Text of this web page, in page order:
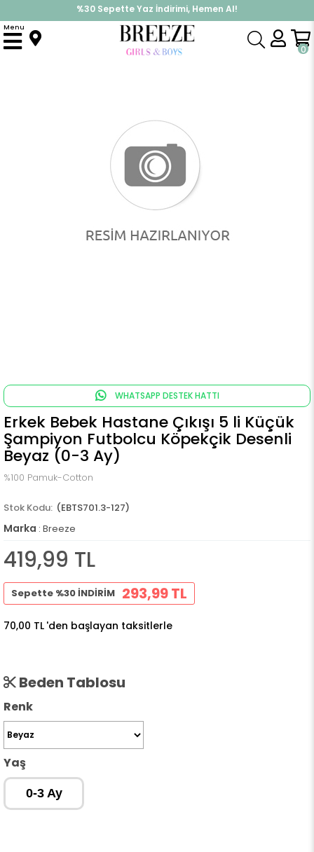
%30 Sepette Yaz İndirimi, Hemen Al!
İndirimlere ek %10 İndirimi Kap, Hemen Üye Ol!
0
Menu
Anasayfa Hastane Çıkışı
WHATSAPP DESTEK HATTI
Erkek Bebek Hastane Çıkışı 5 li Küçük
Şampiyon Futbolcu Köpekçik Desenli
Beyaz (0-3 Ay)
%100 Pamuk-Cotton
(EBTS701.3-127)
Marka : Breeze
419,99 TL
Sepette %30 İNDİRİM 293,99 TL
70,00 TL 'den başlayan taksitlerle
Beden Tablosu
Renk
Yaş
0-3 Ay